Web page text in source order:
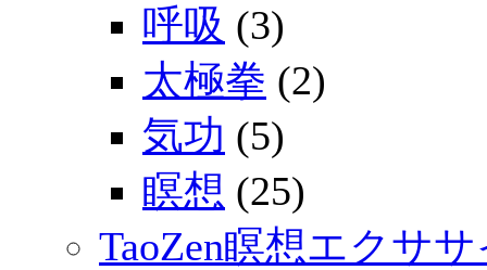
呼吸 (3)
太極拳 (2)
気功 (5)
瞑想 (25)
TaoZen瞑想エクサ